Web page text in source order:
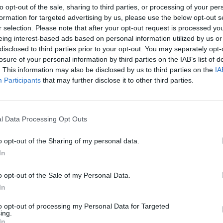
opt-out of the sale, sharing to third parties, or processing of your
for targeted advertising by us, please use the below opt-out
selection. Please note that after your opt-out request is processed
interest-based ads based on personal information utilized by us
to third parties prior to your opt-out. You may separately
of your personal information by third parties on the IAB’s list of
This information may also be disclosed by us to third parties on the
Participants that may further disclose it to other third parties.
Data Processing Opt Outs
opt-out of the Sharing of my personal data.
opt-out of the Sale of my Personal Data.
opt-out of processing my Personal Data for Targeted
valdyba vandens pramogos
Karšta A. Kasparavičiaus ir Ž Pavilionio
Kuprines pasvėrę specialistai įspėja apie